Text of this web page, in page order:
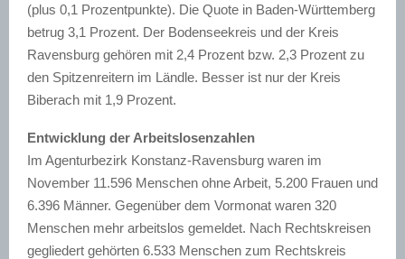
(plus 0,1 Prozentpunkte). Die Quote in Baden-Württemberg
betrug 3,1 Prozent. Der Bodenseekreis und der Kreis
Ravensburg gehören mit 2,4 Prozent bzw. 2,3 Prozent zu
den Spitzenreitern im Ländle. Besser ist nur der Kreis
Biberach mit 1,9 Prozent.
Entwicklung der Arbeitslosenzahlen
Im Agenturbezirk Konstanz-Ravensburg waren im
November 11.596 Menschen ohne Arbeit, 5.200 Frauen und
6.396 Männer. Gegenüber dem Vormonat waren 320
Menschen mehr arbeitslos gemeldet. Nach Rechtskreisen
gegliedert gehörten 6.533 Menschen zum Rechtskreis